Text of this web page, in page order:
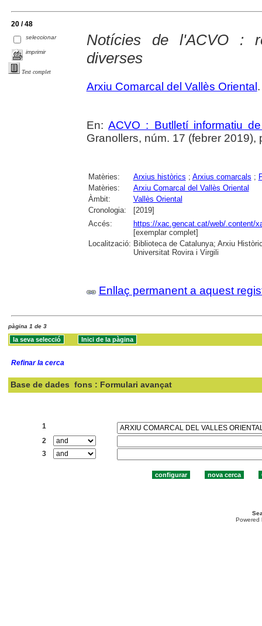
20 / 48
seleccionar
imprimir
Text complet
Notícies de l'ACVO :
diverses
Arxiu Comarcal del Vallès Oriental .
En: ACVO : Butlletí informatiu
Granollers, núm. 17 (febrer 2019),
Matèries: Arxius històrics ; Arxius comarcals ;
Matèries:
Arxiu Comarcal del Vallès Oriental
Àmbit:
Vallès Oriental
Cronologia:
[2019]
Accés:
https://xac.gencat.cat/web/.content/
[exemplar complet]
Localització: Biblioteca de Catalunya; Arxiu
Universitat Rovira i Virgili
Enllaç permanent a aquest
pàgina 1 de 3
Refinar la cerca
Base de dades fons : Formulari avançat
1
2
3